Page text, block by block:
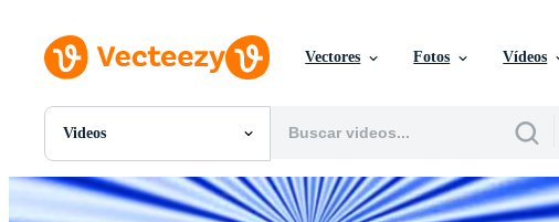
Vectores Fotos Vídeos
Videos
Todas Imágenes
Fotos
PNGs